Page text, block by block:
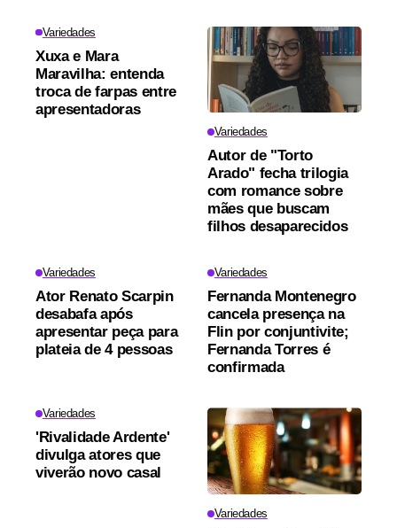
Variedades
Xuxa e Mara
Maravilha: entenda
troca de farpas entre
apresentadoras
Variedades
Autor de "Torto
Arado" fecha trilogia
com romance sobre
mães que buscam
filhos desaparecidos
Variedades
Ator Renato Scarpin
desabafa após
apresentar peça para
plateia de 4 pessoas
Variedades
Fernanda Montenegro
cancela presença na
Flin por conjuntivite;
Fernanda Torres é
confirmada
Variedades
'Rivalidade Ardente'
divulga atores que
viverão novo casal
Variedades